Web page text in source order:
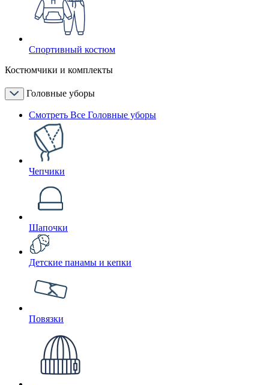
Спортивный костюм
Костюмчики и комплекты
Головные уборы
Смотреть Все Головные уборы
Чепчики
Шапочки
Детские панамы и кепки
Повязки